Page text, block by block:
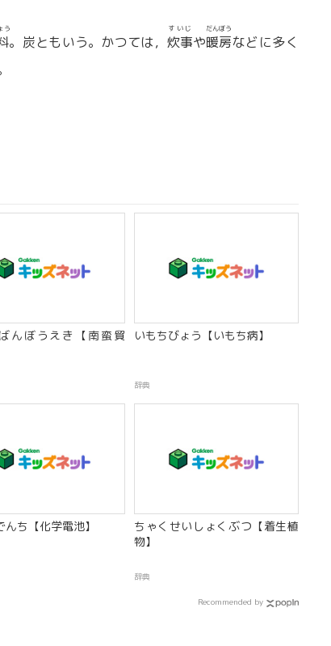
う
。炭ともいう。かつては， 炊事
すいじ
や暖房
だんぼう
などに多く
んぼうえき【南蛮貿
いもちびょう【いもち病】
辞典
んち【化学電池】
ちゃくせいしょくぶつ【着生植
物】
辞典
Recommended by